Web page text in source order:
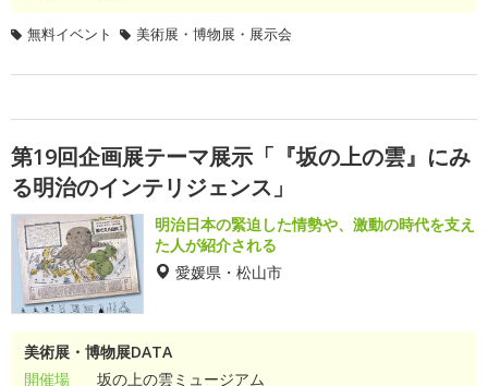
無料イベント 美術展・博物展・展示会
第19回企画展テーマ展示「『坂の上の雲』にみ
る明治のインテリジェンス」
明治日本の緊迫した情勢や、激動の時代を支え
た人が紹介される
愛媛県・松山市
美術展・博物展DATA
開催場
坂の上の雲ミュージアム